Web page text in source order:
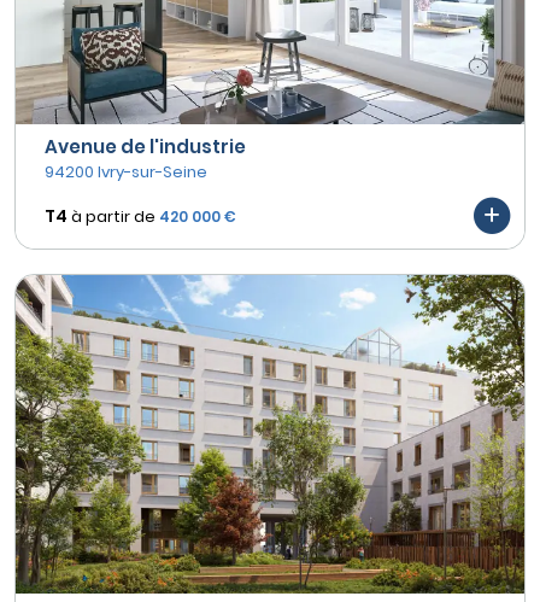
Avenue de l'industrie
94200 Ivry-sur-Seine
T4 à partir de 420 000 €